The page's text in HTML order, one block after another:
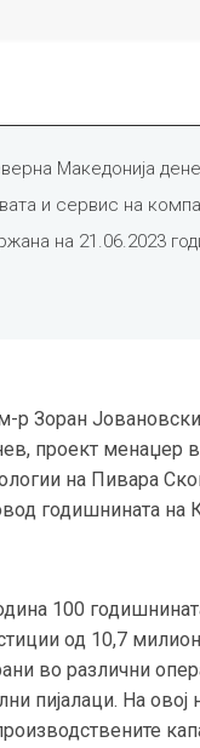
Македонија
и сервис на
на 21.06.2023
р Зоран
проект менаџер
на Пивара
годишнината на
100
од 10,7
во различни
пијалаци. На